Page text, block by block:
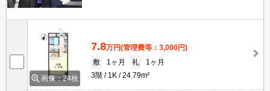
画像：24枚
7.8万円(管理費等：3,000円)
敷
1ヶ月 礼
1ヶ月
3階
1K 24.79m²